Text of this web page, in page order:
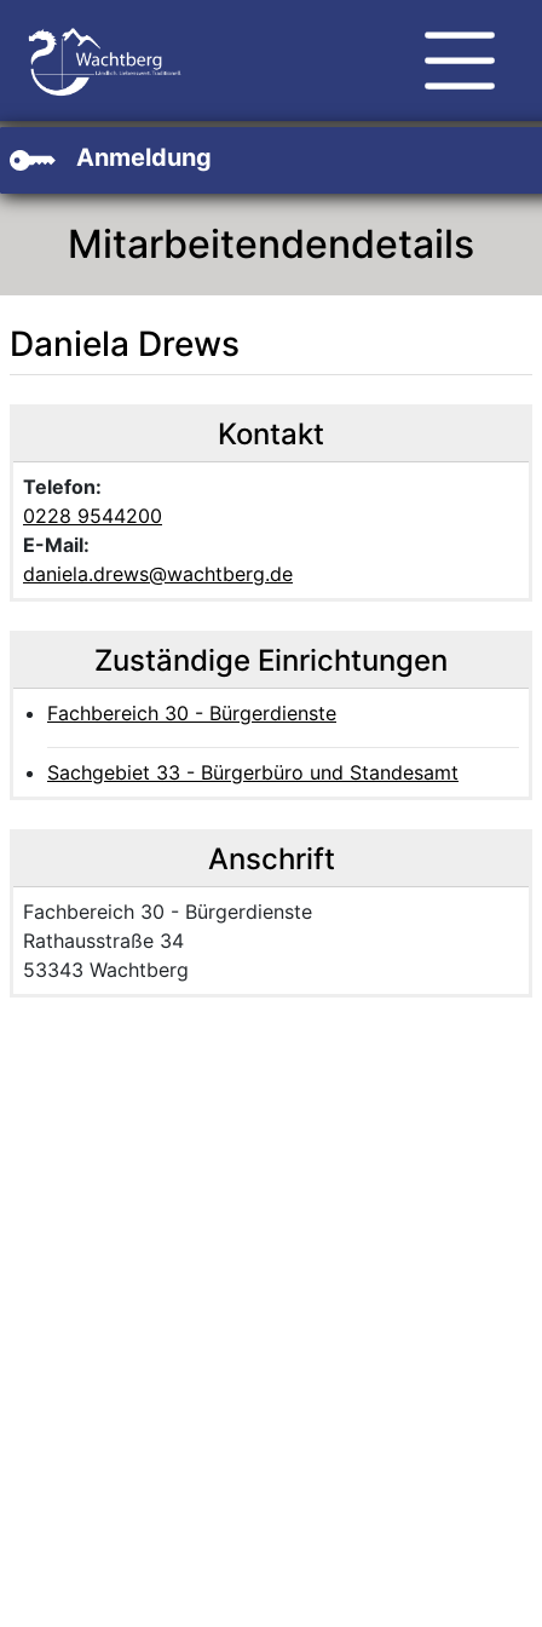
Anmeldung
Mitarbeitendendetails
Daniela Drews
Kontakt
Telefon:
0228 9544200
E-Mail:
daniela.drews@wachtberg.de
Zuständige Einrichtungen
Fachbereich 30 - Bürgerdienste
Sachgebiet 33 - Bürgerbüro und Standesamt
Anschrift
Name der Einrichtung:
Fachbereich 30 - Bürgerdienste
Strasse und Hausnummer
Rathausstraße 34
PLZ und Ort
53343 Wachtberg